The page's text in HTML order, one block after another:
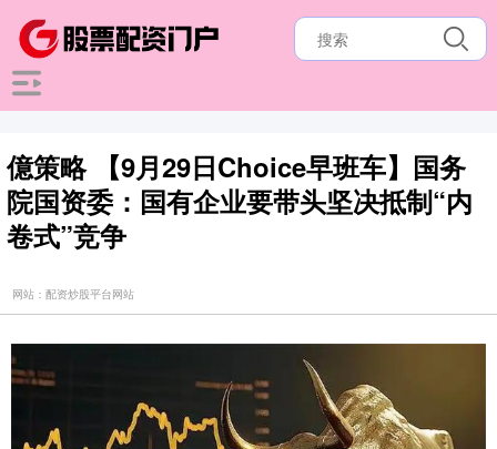
億策略 【9月29日Choice早班车】国务
院国资委：国有企业要带头坚决抵制“内
卷式”竞争
网站：配资炒股平台网站